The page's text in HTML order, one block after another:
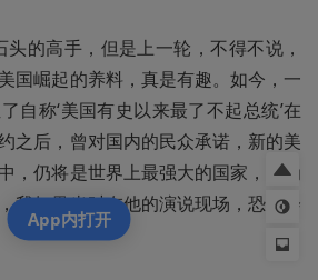
头的高手，但是上一轮，不得不说，
国崛起的养料，真是有趣。如今，一
自称‘美国有史以来最了不起总统’在
之后，曾对国内的民众承诺，新的美
，仍将是世界上最强大的国家，因为
我如果当时在他的演说现场，恐怕会
App内打开